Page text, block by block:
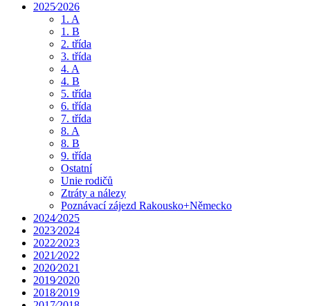
2025⁄2026
1. A
1. B
2. třída
3. třída
4. A
4. B
5. třída
6. třída
7. třída
8. A
8. B
9. třída
Ostatní
Unie rodičů
Ztráty a nálezy
Poznávací zájezd Rakousko+Německo
2024⁄2025
2023⁄2024
2022⁄2023
2021⁄2022
2020⁄2021
2019⁄2020
2018⁄2019